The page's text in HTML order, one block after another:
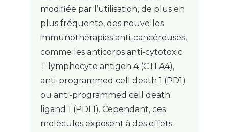
modifiée par l’utilisation, de plus en
plus fréquente, des nouvelles
immunothérapies anti-cancéreuses,
comme les anticorps anti-cytotoxic
T lymphocyte antigen 4 (CTLA4),
anti-programmed cell death 1 (PD1)
ou anti-programmed cell death
ligand 1 (PDL1). Cependant, ces
molécules exposent à des effets